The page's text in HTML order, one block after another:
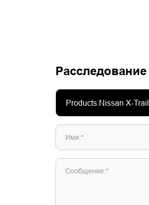
Расследование
Имя:*
Сообщение:*